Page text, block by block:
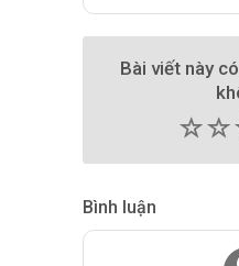
Bài viết này
(
(
(
Bình luận